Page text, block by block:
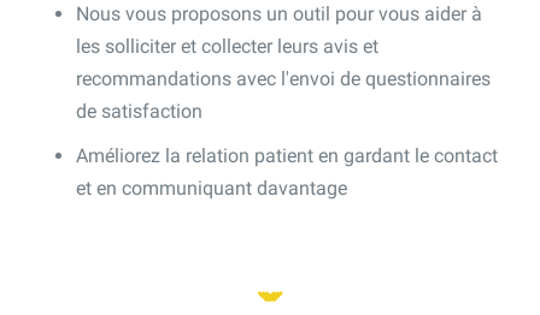
Nous vous proposons un outil pour vous aider à
les solliciter et collecter leurs avis et
recommandations avec l'envoi de questionnaires
de satisfaction
Améliorez la relation patient en gardant le contact
et en communiquant davantage